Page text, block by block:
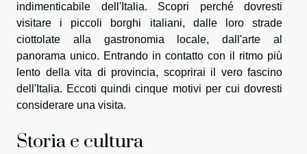
indimenticabile dell'Italia. Scopri perché dovresti
visitare i piccoli borghi italiani, dalle loro strade
ciottolate alla gastronomia locale, dall'arte al
panorama unico. Entrando in contatto con il ritmo più
lento della vita di provincia, scoprirai il vero fascino
dell'Italia. Eccoti quindi cinque motivi per cui dovresti
considerare una visita.
Storia e cultura